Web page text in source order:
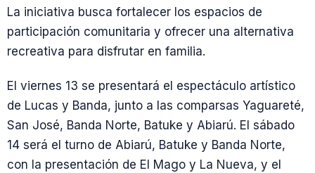
La iniciativa busca fortalecer los espacios de
participación comunitaria y ofrecer una alternativa
recreativa para disfrutar en familia.
El viernes 13 se presentará el espectáculo artístico
de Lucas y Banda, junto a las comparsas Yaguareté,
San José, Banda Norte, Batuke y Abiarú. El sábado
14 será el turno de Abiarú, Batuke y Banda Norte,
con la presentación de El Mago y La Nueva, y el